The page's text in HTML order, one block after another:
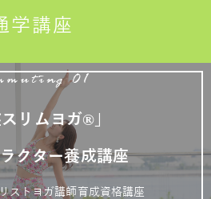
学講座
01
スリムヨガ®」
クター養成講座
ストヨガ講師育成資格講座